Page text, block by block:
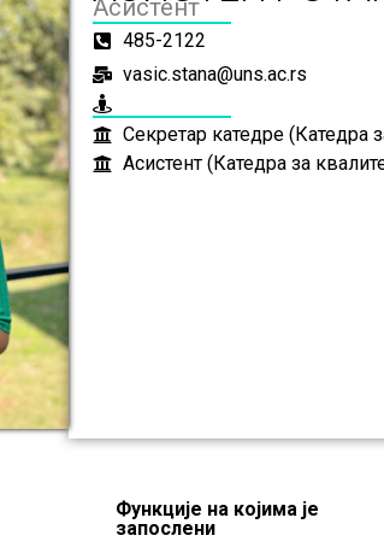
Асистент
485-2122
vasic.stana@uns.ac.rs
Секретар катедре (Катедра
Асистент (Катедра за
Функције на којима је
запослени